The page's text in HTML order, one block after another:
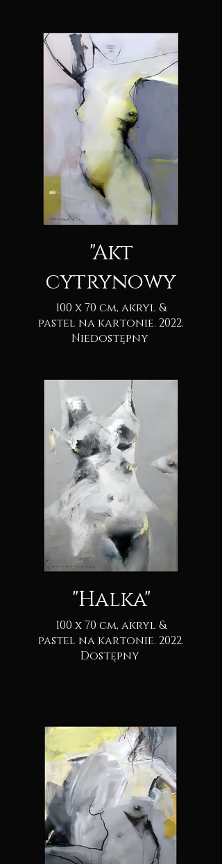
"Akt
cytrynowy
100 x 70 cm, akryl &
pastel na kartonie. 2022.
Niedostępny
"Halka"
100 x 70 cm, akryl &
pastel na kartonie. 2022.
Dostępny